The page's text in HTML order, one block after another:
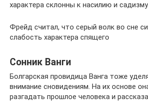
характера склонны к насилию и садизму.
Фрейд считал, что серый волк во сне
слабость характера спящего
Сонник Ванги
Болгарская провидица Ванга тоже
внимание сновидениям. На их основе
разгадать прошлое человека и